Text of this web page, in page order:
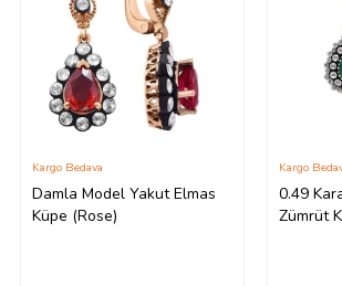
Damla Model Yakut Elmas
Küpe (Rose)
Kargo Bedava
0.49
Zümrüt
Kargo